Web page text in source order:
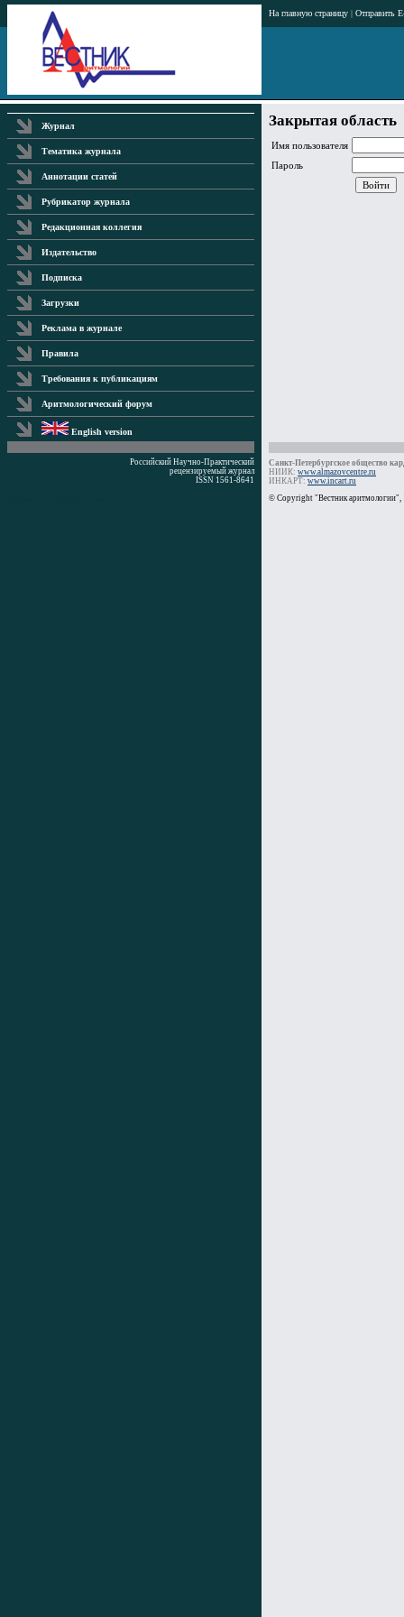
На главную страницу | Отправить
Журнал
Тематика журнала
Аннотации статей
Рубрикатор журнала
Редакционная коллегия
Издательство
Подписка
Загрузки
Реклама в журнале
Правила
Требования к публикациям
Аритмологический форум
English version
Закрытая область
Имя пользователя
Пароль
Российский Научно-Практический
рецензируемый журнал
ISSN 1561-8641
Санкт-Петербургское общество
НИИК: www.almazovcentre.ru
ИНКАРТ: www.incart.ru
© Copyright "Вестник аритмологии",